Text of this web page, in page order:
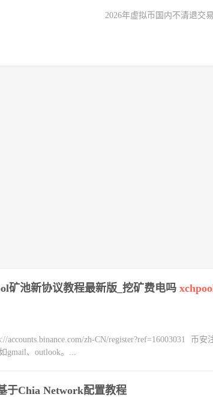
2026年虚拟币国内不清退交
矿池新协议教程最新版_挖矿费电吗
zh-CN/register?ref=16003031 币安
gmail、outlook。...
于Chia Network配置教程